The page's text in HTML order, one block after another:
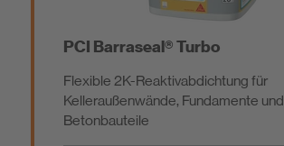
PCI Barraseal® Turbo
Flexible 2K-Reaktivabdichtung für
Kelleraußenwände, Fundamente und
Betonbauteile